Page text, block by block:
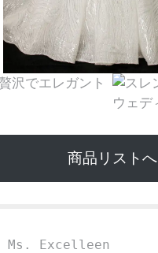
商品リストへ
Ms. Excelleen